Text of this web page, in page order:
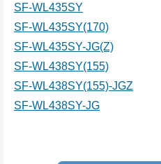
SF-WL435SY
SF-WL435SY(170)
SF-WL435SY-JG(Z)
SF-WL438SY(155)
SF-WL438SY(155)-JGZ
SF-WL438SY-JG